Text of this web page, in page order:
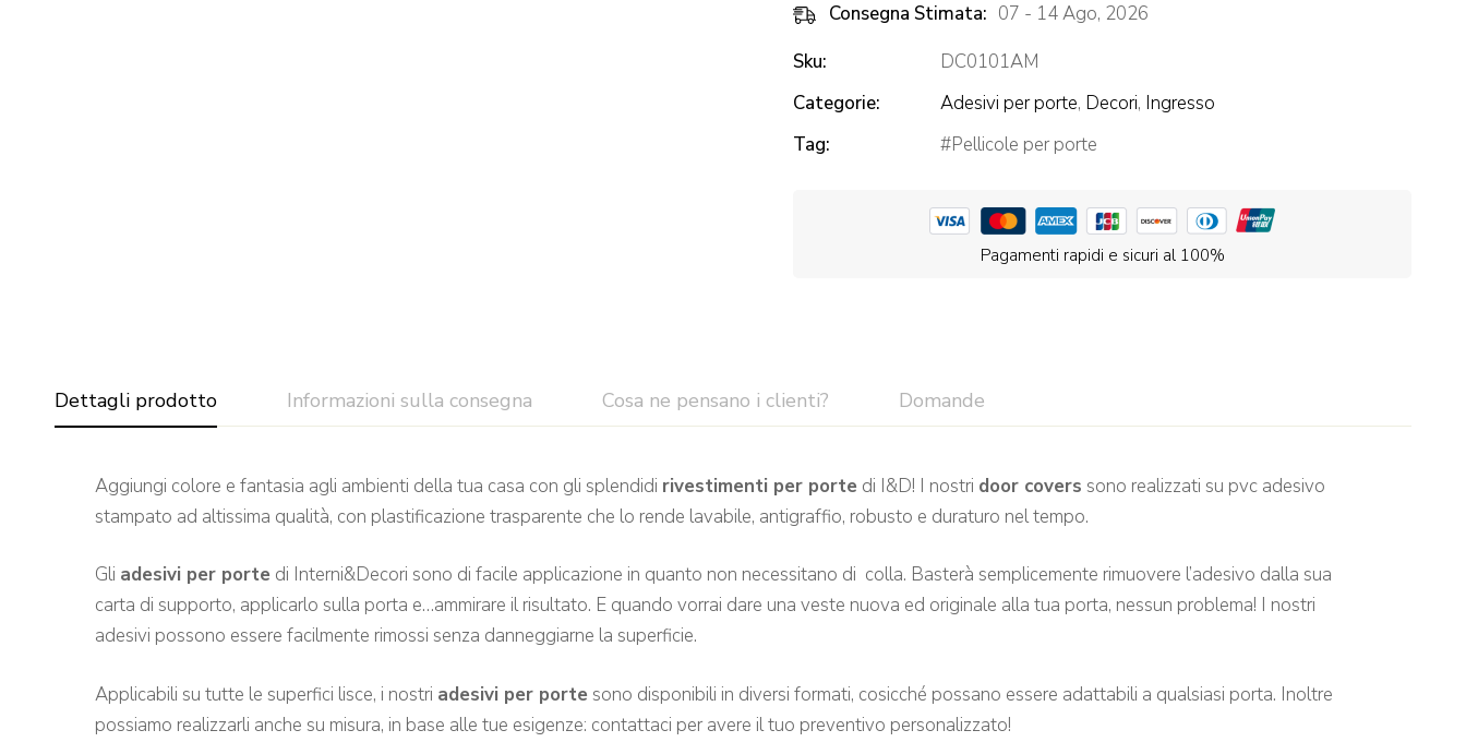
Consegna Stimata: 07 - 14 Ago, 2026
Sku:
DC0101AM
Categorie:
Adesivi per porte, Decori, Ingresso
Tag:
Pellicole per porte
Pagamenti rapidi e sicuri al 100%
Dettagli prodotto Informazioni sulla consegna Cosa ne pensano i clienti? Domande
Aggiungi colore e fantasia agli ambienti della tua casa con gli splendidi rivestimenti per porte di I&D! I nostri door covers sono realizzati su pvc adesivo
stampato ad altissima qualità, con plastificazione trasparente che lo rende lavabile, antigraffio, robusto e duraturo nel tempo.
Gli adesivi per porte di Interni&Decori sono di facile applicazione in quanto non necessitano di colla. Basterà semplicemente rimuovere l’adesivo dalla sua
carta di supporto, applicarlo sulla porta e…ammirare il risultato. E quando vorrai dare una veste nuova ed originale alla tua porta, nessun problema! I nostri
adesivi possono essere facilmente rimossi senza danneggiarne la superficie.
Applicabili su tutte le superfici lisce, i nostri adesivi per porte sono disponibili in diversi formati, cosicché possano essere adattabili a qualsiasi porta. Inoltre
possiamo realizzarli anche su misura, in base alle tue esigenze: contattaci per avere il tuo preventivo personalizzato!